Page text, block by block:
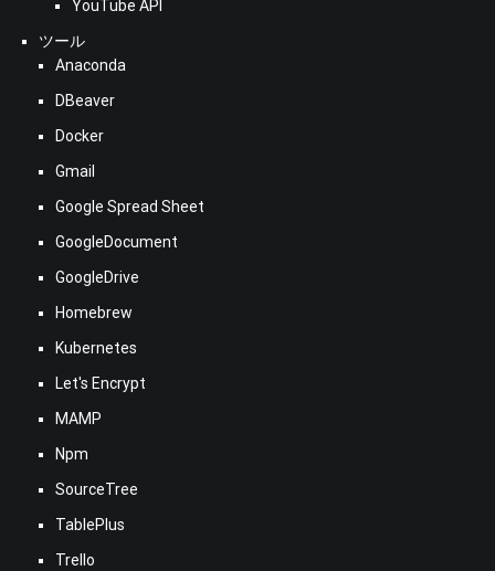
YouTube API
ツール
Anaconda
DBeaver
Docker
Gmail
Google Spread Sheet
GoogleDocument
GoogleDrive
Homebrew
Kubernetes
Let's Encrypt
MAMP
Npm
SourceTree
TablePlus
Trello